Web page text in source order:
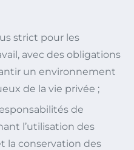
strict pour les
avec des obligations
un environnement
de la vie privée ;
de
l’utilisation des
la conservation des